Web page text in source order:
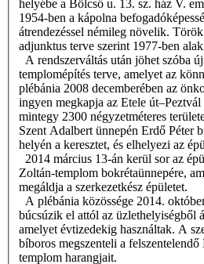
helyébe a Bölcső u. 13. sz. ház V.
1954-ben a kápolna
átrendezéssel némileg növelik.
adjunktus terve szerint 1977-ben
A rendszerváltás után jöhet szóba
templomépítés terve, amelyet az
plébánia 2008 decemberében az
ingyen megkapja az Etele út–Peztvál
mintegy 2300 négyzetméteres
Szent Adalbert ünnepén Erdő Péter
helyén a keresztet, és elhelyezi az
2014 március 13-án kerül sor az
Zoltán-templom bokrétaünnepére,
megáldja a szerkezetkész épületet.
A plébánia közössége 2014.
búcsúzik el attól az üzlethelyiségből
amelyet évtizedekig használtak. A
bíboros megszenteli a
templom harangjait.